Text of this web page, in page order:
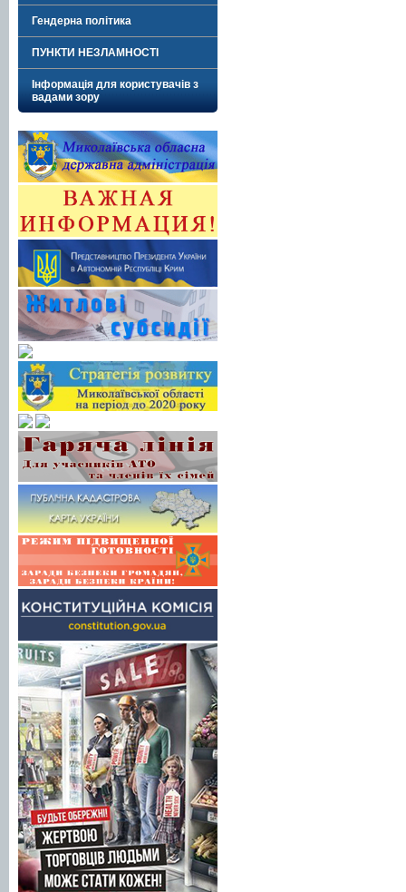
Гендерна політика
ПУНКТИ НЕЗЛАМНОСТІ
Інформація для користувачів з
вадами зору